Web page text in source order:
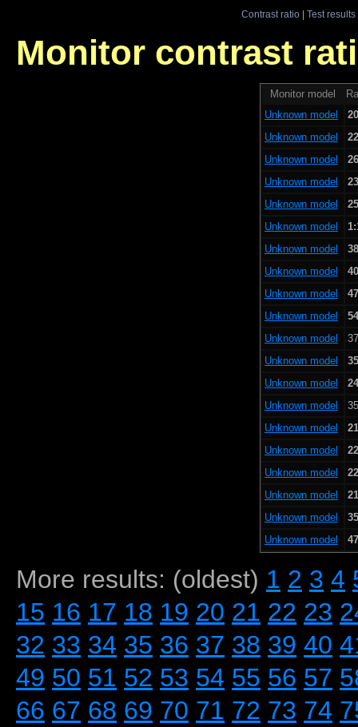
Contrast ratio| Test results
Monitor contrast
Monitor model
Unknown model
Unknown model
Unknown model
Unknown model
Unknown model
Unknown model
Unknown model
Unknown model
Unknown model
Unknown model
Unknown model
Unknown model
Unknown model
Unknown model
Unknown model
Unknown model
Unknown model
Unknown model
Unknown model
Unknown model
More results: (oldest) 1 2 3 4
15 16 17 18 19 20 21 22 23
32 33 34 35 36 37 38 39 40
49 50 51 52 53 54 55 56 57
66 67 68 69 70 71 72 73 74